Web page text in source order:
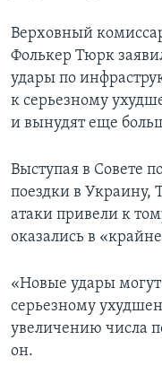
Верховный
Фолькер Тюрк
удары по
к серьезному
и вынудят еще
Выступая в Совете
поездки в Украину,
атаки привели к
оказались в
«Новые удары
серьезному
увеличению числа
он.